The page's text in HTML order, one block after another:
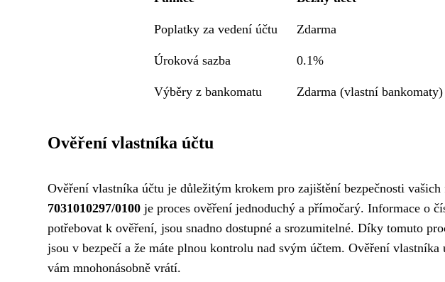
Poplatky za vedení účtu Zdarma
Úroková sazba 0.1%
Výběry z bankomatu Zdarma (vlastní bankomaty)
Ověření vlastníka účtu
Ověření vlastníka účtu je důležitým krokem pro zajištění bezpečnosti
7031010297/0100 je proces ověření jednoduchý a přímočarý. Informace o
potřebovat k ověření, jsou snadno dostupné a srozumitelné. Díky tomuto
jsou v bezpečí a že máte plnou kontrolu nad svým účtem. Ověření
vám mnohonásobně vrátí.